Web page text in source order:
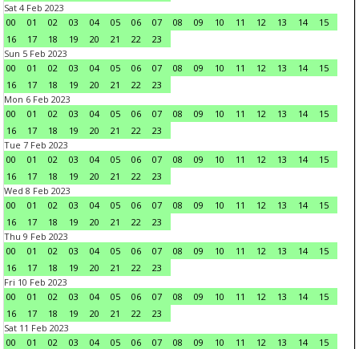
Sat 4 Feb 2023
00
01 02 03 04 05 06 07 08 09 10 11 12 13 14
15
16
17 18 19 20 21 22
23
Sun 5 Feb 2023
00
01 02 03 04 05 06 07 08 09 10 11 12 13 14
15
16
17 18 19 20 21 22
23
Mon 6 Feb 2023
00
01 02 03 04 05 06 07 08 09 10 11 12 13 14
15
16
17 18 19 20 21 22
23
Tue 7 Feb 2023
00
01 02 03 04 05 06 07 08 09 10 11 12 13 14
15
16
17 18 19 20 21 22
23
Wed 8 Feb 2023
00
01 02 03 04 05 06 07 08 09 10 11 12 13 14
15
16
17 18 19 20 21 22
23
Thu 9 Feb 2023
00
01 02 03 04 05 06 07 08 09 10 11 12 13 14
15
16
17 18 19 20 21 22
23
Fri 10 Feb 2023
00
01 02 03 04 05 06 07 08 09 10 11 12 13 14
15
16
17 18 19 20 21 22
23
Sat 11 Feb 2023
00
01 02 03 04 05 06 07 08 09 10 11 12 13 14
15